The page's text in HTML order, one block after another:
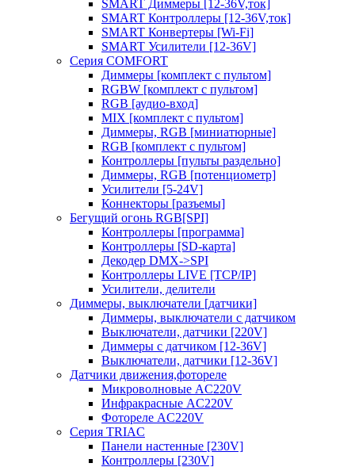
SMART Диммеры [12-36V,ток]
SMART Контроллеры [12-36V,ток]
SMART Конвертеры [Wi-Fi]
SMART Усилители [12-36V]
Серия COMFORT
Диммеры [комплект с пультом]
RGBW [комплект с пультом]
RGB [аудио-вход]
MIX [комплект с пультом]
Диммеры, RGB [миниатюрные]
RGB [комплект с пультом]
Контроллеры [пульты раздельно]
Диммеры, RGB [потенциометр]
Усилители [5-24V]
Коннекторы [разъемы]
Бегущий огонь RGB[SPI]
Контроллеры [программа]
Контроллеры [SD-карта]
Декодер DMX->SPI
Контроллеры LIVE [TCP/IP]
Усилители, делители
Диммеры, выключатели [датчики]
Диммеры, выключатели с датчиком
Выключатели, датчики [220V]
Диммеры с датчиком [12-36V]
Выключатели, датчики [12-36V]
Датчики движения,фотореле
Микроволновые AC220V
Инфракрасные AC220V
Фотореле AC220V
Серия TRIAC
Панели настенные [230V]
Контроллеры [230V]